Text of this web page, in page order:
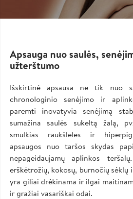
Apsauga nuo saulės,
užterštumo
Išskirtinė apsausa ne tik nuo
chronologinio senėjimo ir
paremti inovatyvia senėjimą
sumažina saulės sukeltą žalą,
smulkias raukšleles ir
apsaugos nuo taršos skydas
nepageidaujamų aplinkos
erškėtrožių, kokosų, burnočių sėklų
yra giliai drėkinama ir ilgai
ir gražiai vasariškai odai.